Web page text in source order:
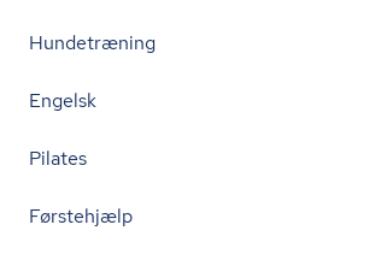
Hundetræning
Engelsk
Pilates
Førstehjælp